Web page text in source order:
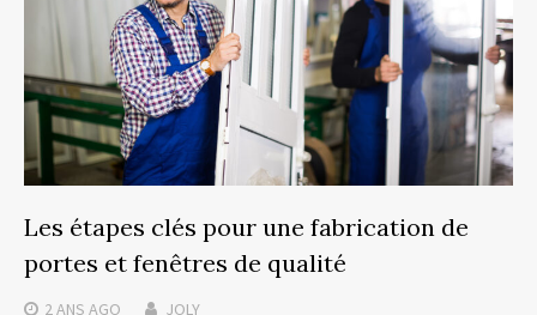
Les étapes clés pour une fabrication de
portes et fenêtres de qualité
2 ANS AGO JOLY